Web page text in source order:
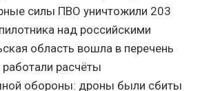
силы ПВО уничтожили 203
над российскими
область вошла в перечень
работали расчёты
обороны: дроны были сбиты